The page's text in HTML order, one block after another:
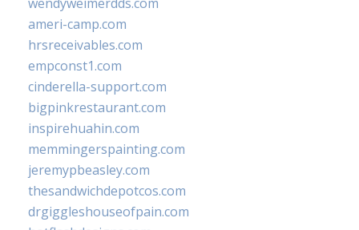
ameri-camp.com
hrsreceivables.com
empconst1.com
cinderella-support.com
bigpinkrestaurant.com
inspirehuahin.com
memmingerspainting.com
jeremypbeasley.com
thesandwichdepotcos.com
drgiggleshouseofpain.com